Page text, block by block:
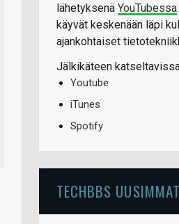
lähetyksenä YouTubessa
käyvät keskenään läpi
ajankohtaiset
Jälkikäteen
Youtube
iTunes
Spotify
TECHBBS